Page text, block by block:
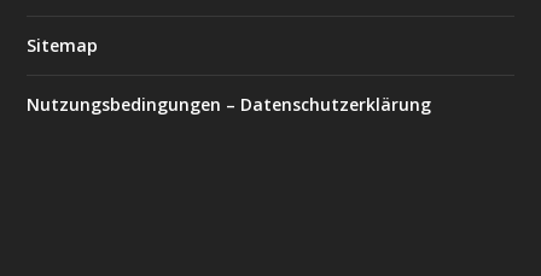
Sitemap
Nutzungsbedingungen – Datenschutzerklärung